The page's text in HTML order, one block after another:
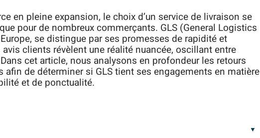
en pleine expansion, le choix d’un service de livraison se
pour de nombreux commerçants. GLS (General Logistics
se distingue par ses promesses de rapidité et
clients révèlent une réalité nuancée, oscillant entre
cet article, nous analysons en profondeur les retours
afin de déterminer si GLS tient ses engagements en matière
et de ponctualité.